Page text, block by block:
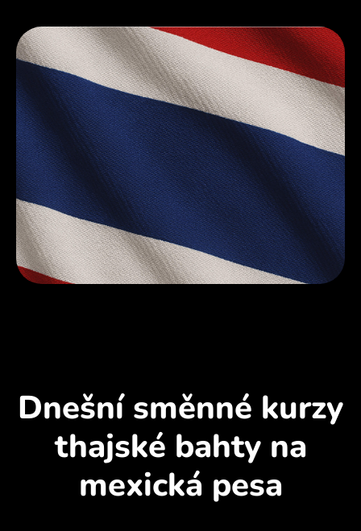
Dnešní směnné kurzy
thajské bahty na
mexická pesa